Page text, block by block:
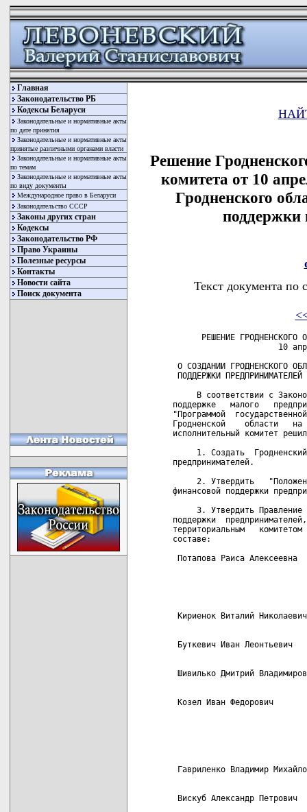
Главная
Законодательство РБ
Кодексы Беларуси
Законодательные и нормативные акты
по дате принятия
Законодательные и нормативные акты
принятые различными органами власти
Законодательные и нормативные акты
по темам
Законодательные и нормативные акты
по виду документы
Международное право в Беларуси
Законодательство СССР
Законы других стран
Кодексы
Законодательство РФ
Право Украины
Полезные ресурсы
Контакты
Новости сайта
Поиск документа
Решение
комитета от 10
Гродненского
поддержки
Текст документа по
РЕШЕНИЕ ГРОДНЕНСКОГО ОБЛАСТНОГО ИСПОЛНИТЕЛЬНОГО КОМИТЕТА
                      10 апреля 1997 г. N 122

 О СОЗДАНИИ ГРОДНЕНСКОГО ОБЛАСТНОГО ФОНДА ФИНАНСОВОЙ
 ПОДДЕРЖКИ ПРЕДПРИНИМАТЕЛЕЙ

     В соответствии с Законом Республики Беларусь "О государственной
поддержке   малого   предпринимательства   в  Республике  Беларусь",
"Программой  государственной  поддержки малого предпринимательства в
Гродненской    области   на   1997   год",   Гродненский   областной
исполнительный комитет решил:

     1. Создать  Гродненский  областной  фонд  финансовой  поддержки
предпринимателей.

     2. Утвердить   "Положение   о   Гродненском   областном   фонде
финансовой поддержки предпринимателей".

     3. Утвердить Правление Гродненского областного фонда финансовой
поддержки  предпринимателей,  согласованное  с Гродненским областным
территориальным   комитетом   предпринимательства  и  инвестиций,  в
составе:

 Потапова Раиса Алексеевна      - председатель правления,
                                  зам.председателя Гродненского
                                  областного территориального
                                  комитета предпринимательства и
                                  инвестиций

 Кириенок Виталий Николаевич    - зам.начальника финансового
                                  управления облисполкома

 Буткевич Иван Леонтьевич       - зам.начальника Управления по труду
                                  облисполкома

 Шивилько Дмитрий Владимирович  - управляющий областного управления
                                  Белбизнесбанка РБ (с согласия)

 Козел Иван Федорович           - представитель Национальной
                                  ассоциации промышленников и
                                  предпринимателей,
                                  зам.нач. Гродненского областного
                                  управления Белпромстройбанка
                                  (с согласия)

 Гавриленко Владимир Михайлович - зам.директора 000 "БартИмпекс"
                                  (с согласия)

 Вискуб Александр Петрович      - зам.председателя комитета по
                                  управлению госимуществом и
                                  приватизации

 Председатель                                              А.И.ДУБКО

 Управляющий делами                                     Р.К.СИДОРЧИК

                                                УТВЕРЖДЕНО
                                                Решение Гродненского
                                                облисполкома
                                                10.04.1997 N 122

                             ПОЛОЖЕНИЕ
         о Гродненском областном фонде финансовой поддержки
                          предпринимателей

                         1. Общие положения

     1.1. Гродненский   областной    фонд    финансовой    поддержки
предпринимателей    (в   дальнейшем   именуемый   "Фонд")   является
государственной некоммерческой    организацией,   образованной   для
финансирования мероприятий и программ по созданию в области новых  и
развитию действующих форм предпринимательства.

     1.2. Полное    наименование    Фонда    финансовой    поддержки
предпринимателей на белорусском  языке  -  Гродзенскi  абласны  фонд
фiнансавай падтрымкi    прадпрымальнiкаў;   на   русском   языке   -
Гродненский областной фонд финансовой поддержки предпринимателей.

     1.3. Место нахождения  и  юридический  адрес  Фонда  финансовой
поддержки предпринимателей: г.Гродно, ул.Ожешко, 3.

     1.4. Фонд является  юридическим  лицом,  имеет  самостоятельный
баланс,  печать  с  изображением  Государственного  герба Республики
Беларусь и своим наименованием, эмблему и иные реквизиты.

     1.5. Фонд      в     своей     деятельности     руководствуется
законодательством  Республики  Беларусь,  настоящим   Положением   и
осуществляет  от  своего имени соответствующие его функциям операции
как на территории области и республики, так и в других странах.

     1.6. Деятельность Фонда согласовывается с Гродненским областным
территориальным комитетом предпринимательства и инвестиций.

     1.7. Фонд  может   быть   членом   объединений  и  организаций,
находящихся в области, республике и за рубежом, деятельность которых
соответствует его задачам.

     1.8. Фонд   несет   ответственность   по  своим  обязательствам